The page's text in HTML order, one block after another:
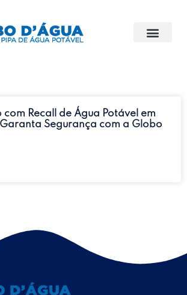
com Recall de Água Potável em
Segurança com a Globo